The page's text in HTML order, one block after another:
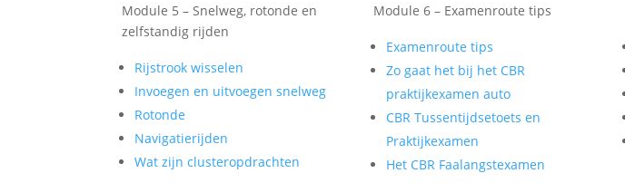
Module 5 – Snelweg, rotonde en
zelfstandig rijden
Rijstrook wisselen
Invoegen en uitvoegen snelweg
Rotonde
Navigatierijden
Wat zijn clusteropdrachten
Module 6 – Examenroute tips
Examenroute tips
Zo gaat het bij het CBR
praktijkexamen auto
CBR Tussentijdsetoets en
Praktijkexamen
Het CBR Faalangstexamen